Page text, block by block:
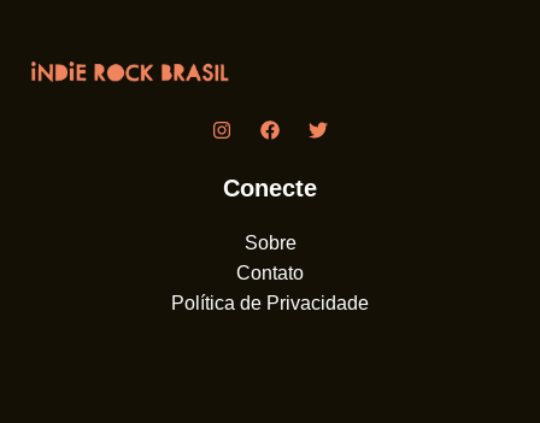
Conecte
Sobre
Contato
Política de Privacidade